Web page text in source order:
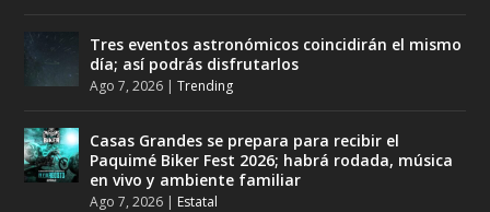
Tres eventos astronómicos coincidirán el mismo
día; así podrás disfrutarlos
Ago 7, 2026 |Trending
Casas Grandes se prepara para recibir el
Paquimé Biker Fest 2026; habrá rodada, música
en vivo y ambiente familiar
Ago 7, 2026 | Estatal